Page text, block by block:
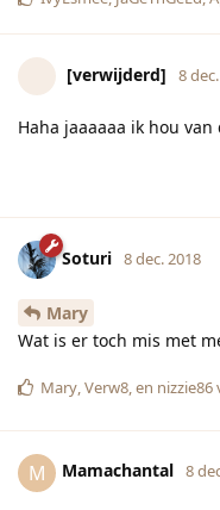
[verwijderd] 8
Haha jaaaaaa ik hou
Soturi 8 dec. 2018
Mary
Wat is er toch mis met
Mary Verw8 , en nizzie86
M Mamachantal 8